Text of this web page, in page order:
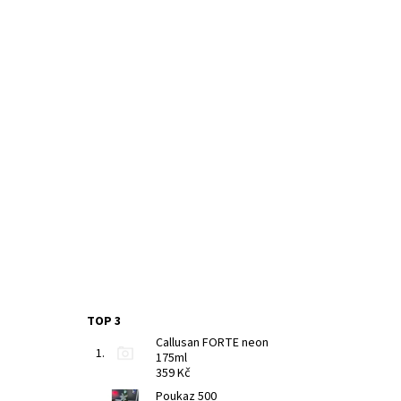
TOP 3
Callusan FORTE neon
175ml
359 Kč
Poukaz 500